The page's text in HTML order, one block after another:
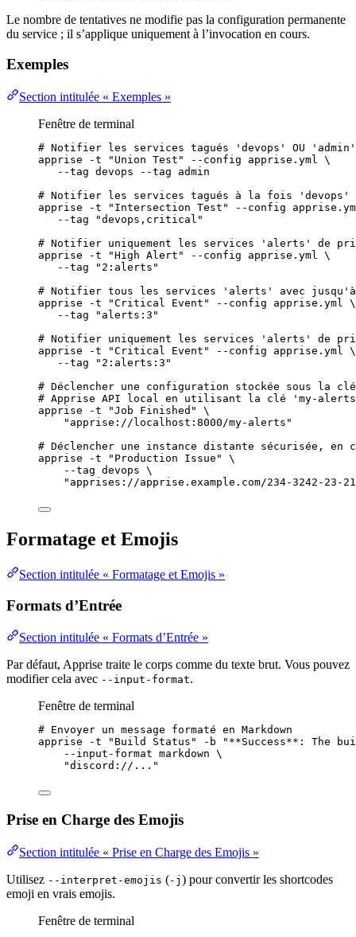
Le nombre de tentatives ne modifie pas la configuration permanente
du service ; il s’applique uniquement à l’invocation en cours.
Exemples
Section intitulée « Exemples »
Fenêtre de terminal
# Notifier les services tagués 'devops' OU 'admin'
apprise
-t " Union Test " --config apprise.yml \
--tag devops --tag
admin
# Notifier les services tagués à la fois
apprise
-t " Intersection Test " --config
--tag
"devops,critical "
# Notifier uniquement les services 'alerts' de
apprise
-t "High Alert " --config apprise.yml \
--tag
" 2:alerts "
# Notifier tous les services 'alerts' avec jusqu'à
apprise
-t "Critical Event " --config apprise.yml \
--tag
" alerts:3 "
# Notifier uniquement les services 'alerts' de
apprise
-t "Critical Event " --config apprise.yml \
--tag
" 2:alerts:3 "
# Déclencher une configuration stockée sous la
# Apprise API local en utilisant la clé 'my-
apprise
-t "Job Finished "
\
" apprise://localhost:8000/my-alerts "
# Déclencher une instance distante sécurisée,
apprise
-t " Production Issue "
\
--tag devops \
" apprises://apprise.example.com/234-3242-23-
Formatage et Emojis
Section intitulée « Formatage et Emojis »
Formats d’Entrée
Section intitulée « Formats d’Entrée »
Par défaut, Apprise traite le corps comme du texte brut. Vous pouvez
modifier cela avec --input-format.
Fenêtre de terminal
# Envoyer un message formaté en Markdown
apprise
-t " Build Status " -b " **Success**: The
--input-format markdown \
"discord://... "
Prise en Charge des Emojis
Section intitulée « Prise en Charge des Emojis »
Utilisez --interpret-emojis (-j ) pour convertir les shortcodes
emoji en vrais emojis.
Fenêtre de terminal